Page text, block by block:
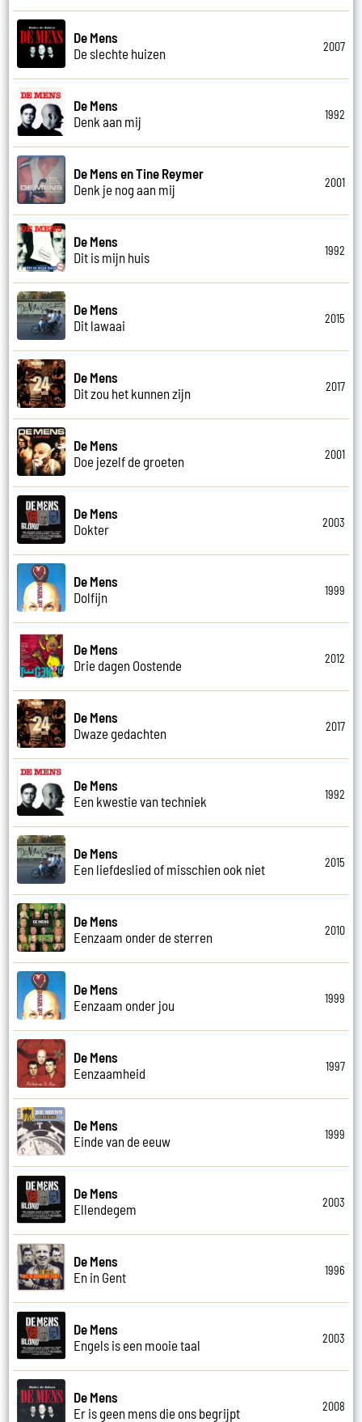
De Mens
De slechte huizen
2007
De Mens
Denk aan mij
1992
De Mens en Tine Reymer
Denk je nog aan mij
2001
De Mens
Dit is mijn huis
1992
De Mens
Dit lawaai
2015
De Mens
Dit zou het kunnen zijn
2017
De Mens
Doe jezelf de groeten
2001
De Mens
Dokter
2003
De Mens
Dolfijn
1999
De Mens
Drie dagen Oostende
2012
De Mens
Dwaze gedachten
2017
De Mens
Een kwestie van techniek
1992
De Mens
Een liefdeslied of misschien ook niet
2015
De Mens
Eenzaam onder de sterren
2010
De Mens
Eenzaam onder jou
1999
De Mens
Eenzaamheid
1997
De Mens
Einde van de eeuw
1999
De Mens
Ellendegem
2003
De Mens
En in Gent
1996
De Mens
Engels is een mooie taal
2003
De Mens
Er is geen mens die ons begrijpt
2008